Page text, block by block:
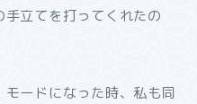
立てを打ってくれたの
ードになった時、私も同